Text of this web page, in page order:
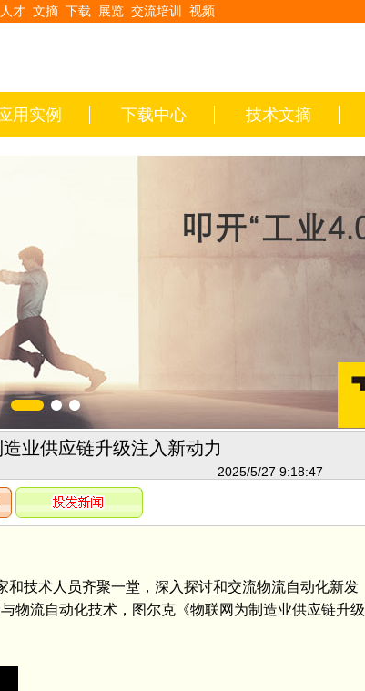
人才 文摘 下载 展览 交流培训 视频
用实例 下载中心 技术文摘
业供应链升级注入新动力
2025/5/27 9:18:47
技术人员齐聚一堂，深入探讨和交流物流自动化新发
物流自动化技术，图尔克《物联网为制造业供应链升级